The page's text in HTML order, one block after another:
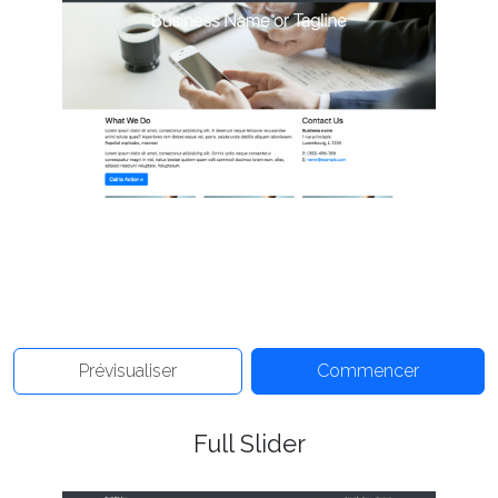
Prévisualiser Commencer
Full Slider